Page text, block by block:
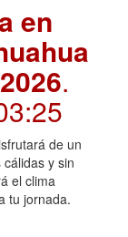
en
.
de un
y sin
el clima
tu jornada.